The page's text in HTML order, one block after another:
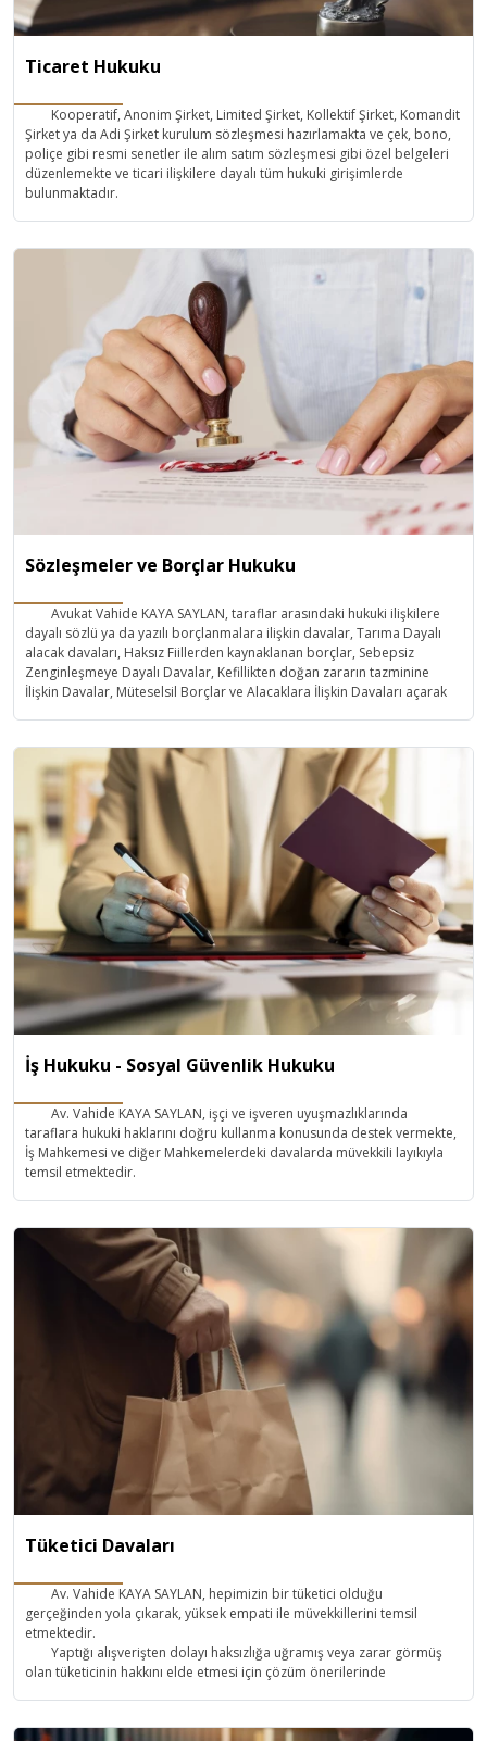
Ticaret Hukuku
Kooperatif, Anonim Şirket, Limited Şirket, Kollektif Şirket, Komandit
Şirket ya da Adi Şirket kurulum sözleşmesi hazırlamakta ve çek, bono,
poliçe gibi resmi senetler ile alım satım sözleşmesi gibi özel belgeleri
düzenlemekte ve ticari ilişkilere dayalı tüm hukuki girişimlerde
bulunmaktadır.
Sözleşmeler ve Borçlar Hukuku
Avukat Vahide KAYA SAYLAN, taraflar arasındaki hukuki ilişkilere
dayalı sözlü ya da yazılı borçlanmalara ilişkin davalar, Tarıma Dayalı
alacak davaları, Haksız Fiillerden kaynaklanan borçlar, Sebepsiz
Zenginleşmeye Dayalı Davalar, Kefillikten doğan zararın tazminine
İlişkin Davalar, Müteselsil Borçlar ve Alacaklara İlişkin Davaları açarak
Sözleşmesi, Eser Sözleşmesi Yayım Sözleşmesi, Ölünceye Kadar Bakma
Sözleşmesi, Ömür Boyu Gelir Sözleşmesi, Kefalet Sözleşmesi,
Kanunu’nda yer alan tüm sözleşmeleri düzenlemektedir.
İş Hukuku - Sosyal Güvenlik Hukuku
Av. Vahide KAYA SAYLAN, işçi ve işveren uyuşmazlıklarında
taraflara hukuki haklarını doğru kullanma konusunda destek vermekte,
İş Mahkemesi ve diğer Mahkemelerdeki davalarda müvekkili layıkıyla
temsil etmektedir.
Tüketici Davaları
Av. Vahide KAYA SAYLAN, hepimizin bir tüketici olduğu
gerçeğinden yola çıkarak, yüksek empati ile müvekkillerini temsil
etmektedir.
Yaptığı alışverişten dolayı haksızlığa uğramış veya zarar görmüş
olan tüketicinin hakkını elde etmesi için çözüm önerilerinde
haklarına kavuşmasını temin etmektedir.